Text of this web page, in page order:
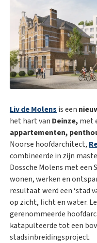
Liv de Molens is een
het hart van Deinze, met
appartementen,
Noorse hoofdarchitect,
combineerde in zijn
Dossche Molens met een
wonen, werken en
resultaat werd een ‘stad
op zicht, licht en water.
gerenommeerde
katapulteerde tot een
stadsinbreidingsproject.